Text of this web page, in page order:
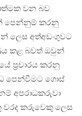
වන බව
පෙන්නුම් කරනු
ලෙස අත්අඩංගුවට
කළ බවත් ඔවුන්
ප්‍රචාරය කරනු
පෙන්වීමට ගොස්
අපරාධකරුවා
වරද කරුවෙකු ලෙස